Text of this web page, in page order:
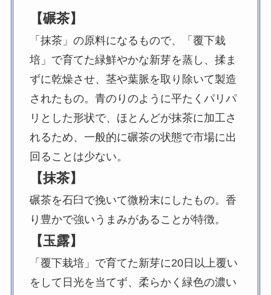
【碾茶】
「抹茶」の原料になるもので、「覆下栽
培」で育てた緑鮮やかな新芽を蒸し、揉ま
ずに乾燥させ、茎や葉脈を取り除いて製造
されたもの。青のりのように平たくパリパ
リとした形状で、ほとんどが抹茶に加工さ
れるため、一般的に碾茶の状態で市場に出
回ることは少ない。
【抹茶】
碾茶を石臼で挽いて微粉末にしたもの。香
り豊かで強いうまみがあることが特徴。
【玉露】
「覆下栽培」で育てた新芽に20日以上覆い
をして日光を当てず、柔らかく緑色の濃い